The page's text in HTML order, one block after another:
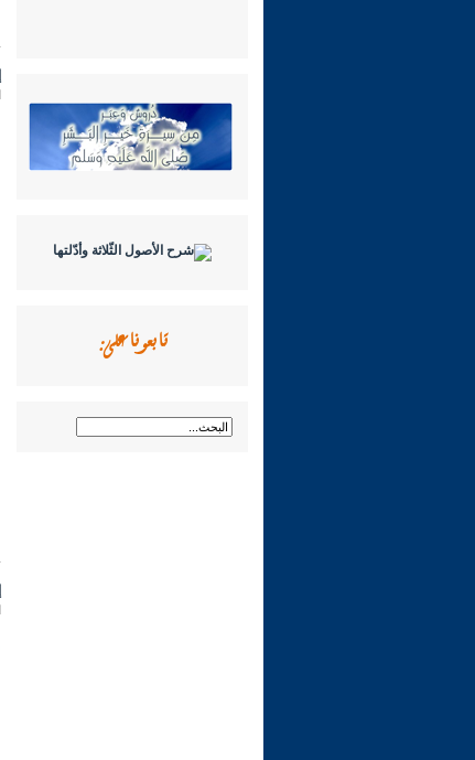
تابعونا على: